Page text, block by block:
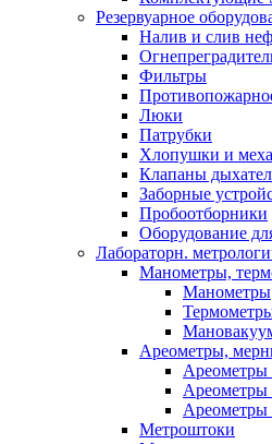
Резервуарное
Налив и слив
Фильтры
Люки
Патрубки
Хлопушки и
Клапаны
Заборные
Пробоотборники
Оборудование
Лабораторн.
Манометры,
Манометры
Ареометры,
Метроштоки